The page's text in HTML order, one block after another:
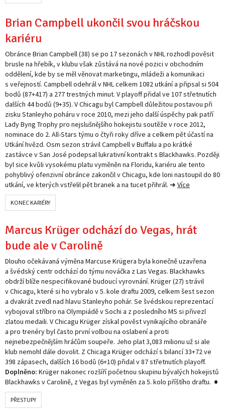
Brian Campbell ukončil svou hráčskou
kariéru
Obránce Brian Campbell (38) se po 17 sezonách v NHL rozhodl pověsit
brusle na hřebík, v klubu však zůstává na nové pozici v obchodním
oddělení, kde by se měl věnovat marketingu, mládeži a komunikaci
s veřejností. Campbell odehrál v NHL celkem 1082 utkání a připsal si 504
bodů (87+417) a 277 trestných minut. V playoff přidal ve 107 střetnutích
dalších 44 bodů (9+35). V Chicagu byl Campbell důležitou postavou při
zisku Stanleyho poháru v roce 2010, mezi jeho další úspěchy pak patří
Lady Byng Trophy pro nejslušnějšího hokejistu soutěže v roce 2012,
nominace do 2. All-Stars týmu o čtyři roky dříve a celkem pět účastí na
Utkání hvězd. Osm sezon strávil Campbell v Buffalu a po krátké
zastávce v San José podepsal lukrativní kontrakt s Blackhawks. Později
byl sice kvůli vysokému platu vyměněn na Floridu, kariéru ale tento
pohyblivý ofenzivní obránce zakončil v Chicagu, kde loni nastoupil do 80
utkání, ve kterých vstřelil pět branek a na tucet přihrál. ➜ Více
KONEC KARIÉRY
Marcus Krüger odchází do Vegas, hrát
bude ale v Carolině
Dlouho očekávaná výměna Marcuse Krügera byla konečně uzavřena
a švédský centr odchází do týmu nováčka z Las Vegas. Blackhawks
obdrží blíže nespecifikované budoucí vyrovnání. Krüger (27) strávil
v Chicagu, které si ho vybralo v 5. kole draftu 2009, celkem šest sezon
a dvakrát zvedl nad hlavu Stanleyho pohár. Se švédskou reprezentací
vybojoval stříbro na Olympiádě v Sochi a z posledního MS si přivezl
zlatou medaili. V Chicagu Krüger získal pověst vynikajícího obranáře
a pro trenéry byl často první volbou na oslabení a proti
nejnebezpečnějším hráčům soupeře. Jeho plat 3,083 milionu už si ale
klub nemohl dále dovolit. Z Chicaga Krüger odchází s bilancí 33+72 ve
398 zápasech, dalších 16 bodů (6+10) přidal v 87 střetnutích playoff.
Doplněno: Krüger nakonec rozšíří početnou skupinu bývalých hokejistů
Blackhawks v Carolině, z Vegas byl vyměněn za 5. kolo příštího draftu.
PŘESTUPY